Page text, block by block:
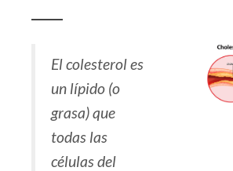
El colesterol es
un lípido (o
grasa) que
todas las
células del